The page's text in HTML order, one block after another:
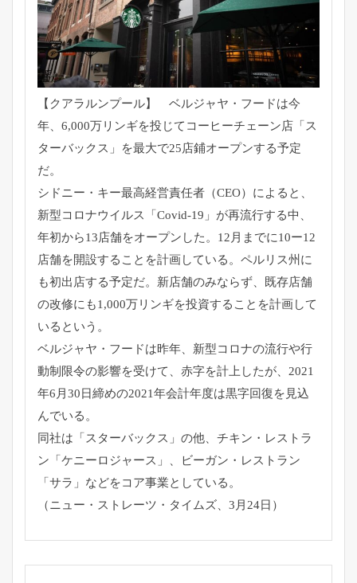
【クアラルンプール】 ベルジャヤ・フードは今
年、6,000万リンギを投じてコーヒーチェーン店「ス
ターバックス」
を最大で25店鋪オープンする予定
だ。
シドニー・キー最高経営責任者（CEO）によると、
新型コロナウイルス「Covid-19」が再流行する中、
年初から13店舗をオープンした。 12月までに10ー12
店舗を開設することを計画している。 ペルリス州に
も初出店する予定だ。新店舗のみならず、
既存店舗
の改修にも1,000万リンギを投資することを計画して
いるという。
ベルジャヤ・フードは昨年、 新型コロナの流行や行
動制限令の影響を受けて、 赤字を計上したが、 2021
年6月30日締めの2021年会計年度は黒字回復を見込
んでいる。
同社は「スターバックス」の他、チキン・レストラ
ン「 ケニーロジャース」、ビーガン・レストラン
「サラ」 などをコア事業としている。
（ニュー・ストレーツ・タイムズ、3月24日）